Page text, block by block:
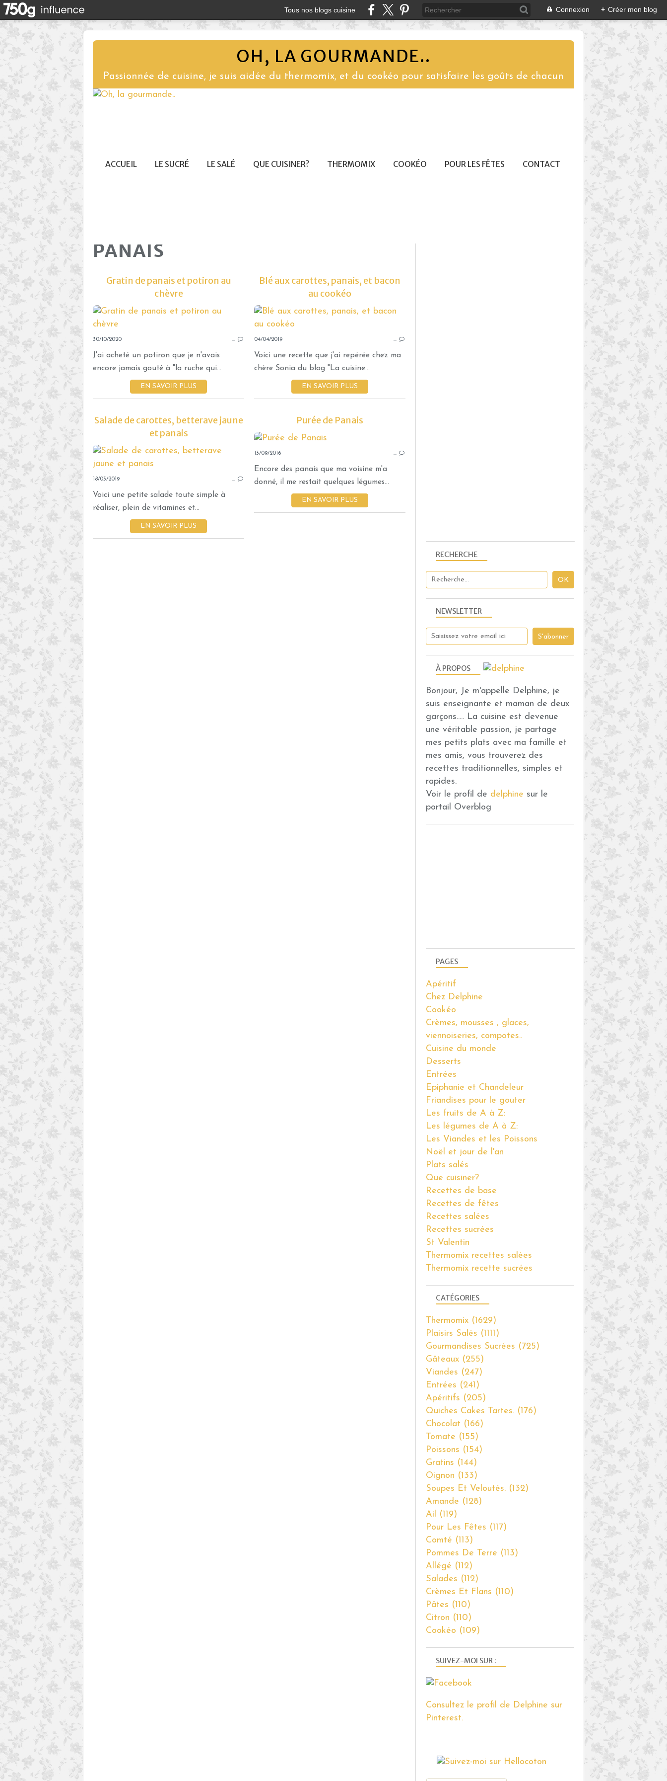
Tous nos blogs cuisine Connexion + Créer mon blog
OH, LA GOURMANDE..
Passionnée de cuisine, je suis aidée du thermomix, et du cookéo pour satisfaire les goûts de chacun
ACCUEIL LE SUCRÉ LE SALÉ QUE CUISINER? THERMOMIX COOKÉO POUR LES FÊTES CONTACT
PANAIS
Gratin de panais et potiron au
chèvre
GRATINS
CHÈVRE
FROMAGE
NOISETTE
CRÈME
ACCOMPAGNEMENT
30/10/2020 …
J'ai acheté un potiron que je n'avais
encore jamais gouté à "la ruche qui...
EN SAVOIR PLUS
Blé aux carottes, panais, et bacon
au cookéo
04/04/2019 …
Voici une recette que j'ai repérée chez ma
chère Sonia du blog "La cuisine...
EN SAVOIR PLUS
Salade de carottes, betterave jaune
et panais
ENTRÉES
CAROTTE
PANAIS
MOUTARDE
18/03/2019 …
Voici une petite salade toute simple à
réaliser, plein de vitamines et...
EN SAVOIR PLUS
Purée de Panais
13/09/2016 …
Encore des panais que ma voisine m'a
donné, il me restait quelques légumes...
EN SAVOIR PLUS
NEWSLETTER
RECHERCHE
À PROPOS
Bonjour, Je m'appelle Delphine, je
suis enseignante et maman de deux
garçons..... La cuisine est devenue
une véritable passion, je partage
mes petits plats avec ma famille et
mes amis, vous trouverez des
recettes traditionnelles, simples et
rapides.
Voir le profil de delphine sur le
portail Overblog
PAGES
Apéritif
Chez Delphine
Cookéo
Crèmes, mousses , glaces,
viennoiseries, compotes..
Cuisine du monde
Desserts
Entrées
Epiphanie et Chandeleur
Friandises pour le gouter
Les fruits de A à Z:
Les légumes de A à Z:
Les Viandes et les Poissons
Noël et jour de l'an
Plats salés
Que cuisiner?
Recettes de base
Recettes de fêtes
Recettes salées
Recettes sucrées
St Valentin
Thermomix recettes salées
Thermomix recette sucrées
CATÉGORIES
Thermomix (1629)
Plaisirs Salés (1111)
Gourmandises Sucrées (725)
Gâteaux (255)
Viandes (247)
Entrées (241)
Apéritifs (205)
Quiches Cakes Tartes. (176)
Chocolat (166)
Tomate (155)
Poissons (154)
Gratins (144)
Oignon (133)
Soupes Et Veloutés. (132)
Amande (128)
Ail (119)
Pour Les Fêtes (117)
Comté (113)
Pommes De Terre (113)
Allégé (112)
Salades (112)
Crèmes Et Flans (110)
Pâtes (110)
Citron (110)
Cookéo (109)
SUIVEZ-MOI SUR :
Consultez le profil de Delphine sur
Pinterest.